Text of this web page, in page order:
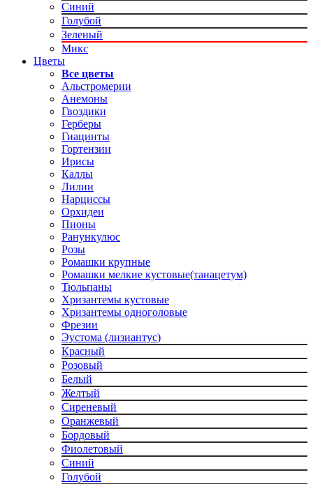
Синий
Голубой
Зеленый
Микс
Цветы
Все цветы
Альстромерии
Анемоны
Гвоздики
Герберы
Гиацинты
Гортензии
Ирисы
Каллы
Лилии
Нарциссы
Орхидеи
Пионы
Ранункулюс
Розы
Ромашки крупные
Ромашки мелкие кустовые(танацетум)
Тюльпаны
Хризантемы кустовые
Хризантемы одноголовые
Фрезии
Эустома (лизиантус)
Красный
Розовый
Белый
Желтый
Сиреневый
Оранжевый
Бордовый
Фиолетовый
Синий
Голубой